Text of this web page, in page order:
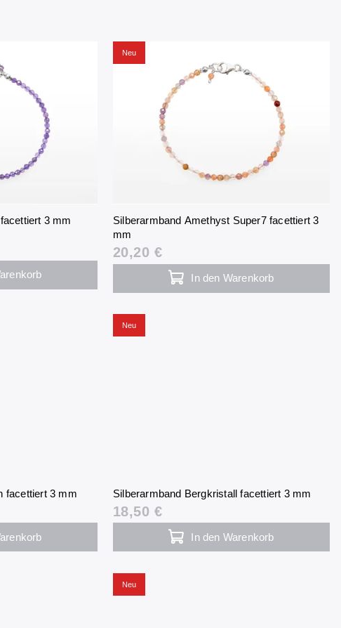
3 mm
Neu
Silberarmband Amethyst Super7 facettiert 3
mm
20,20 €
In den Warenkorb
facettiert 3 mm
Neu
Silberarmband Bergkristall facettiert 3 mm
18,50 €
In den Warenkorb
Neu